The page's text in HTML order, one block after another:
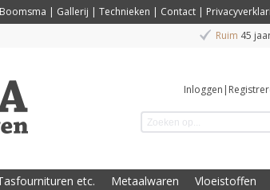
| Gallerij | Technieken | Contact |
Ruim 45
Inloggen |
etc. Metaalwaren Vloeistoffen